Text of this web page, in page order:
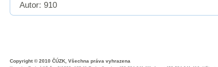
Autor: 910
Copyright © 2010 ČÚZK, Všechna práva vyhrazena